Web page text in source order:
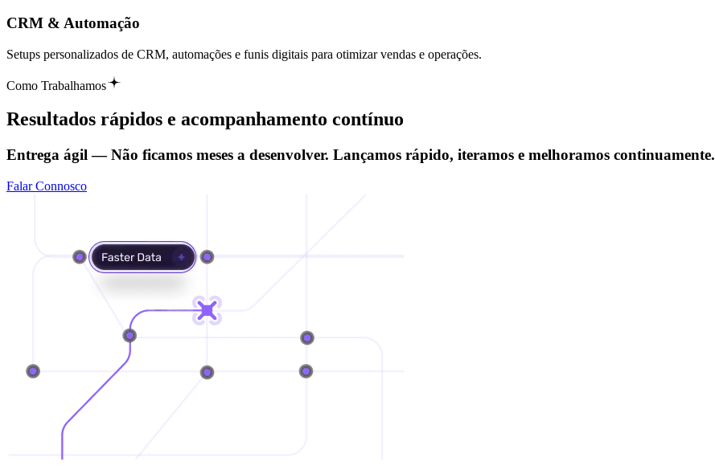
CRM & Automação
Setups personalizados de CRM, automações e funis digitais para otimizar vendas e operações.
Como Trabalhamos
Resultados rápidos e acompanhamento contínuo
Entrega ágil — Não ficamos meses a desenvolver. Lançamos rápido, iteramos e melhoramos continuamente.
Falar Connosco